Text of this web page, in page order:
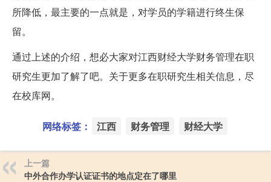
所降低，最主要的一点就是，对学员的学籍进行终生保
留。
通过上述的介绍，想必大家对江西财经大学财务管理在职
研究生更加了解了吧。关于更多在职研究生相关信息，尽
在校库网。
网络标签： 江西 财务管理 财经大学
上一篇
中外合作办学认证证书的地点定在了哪里